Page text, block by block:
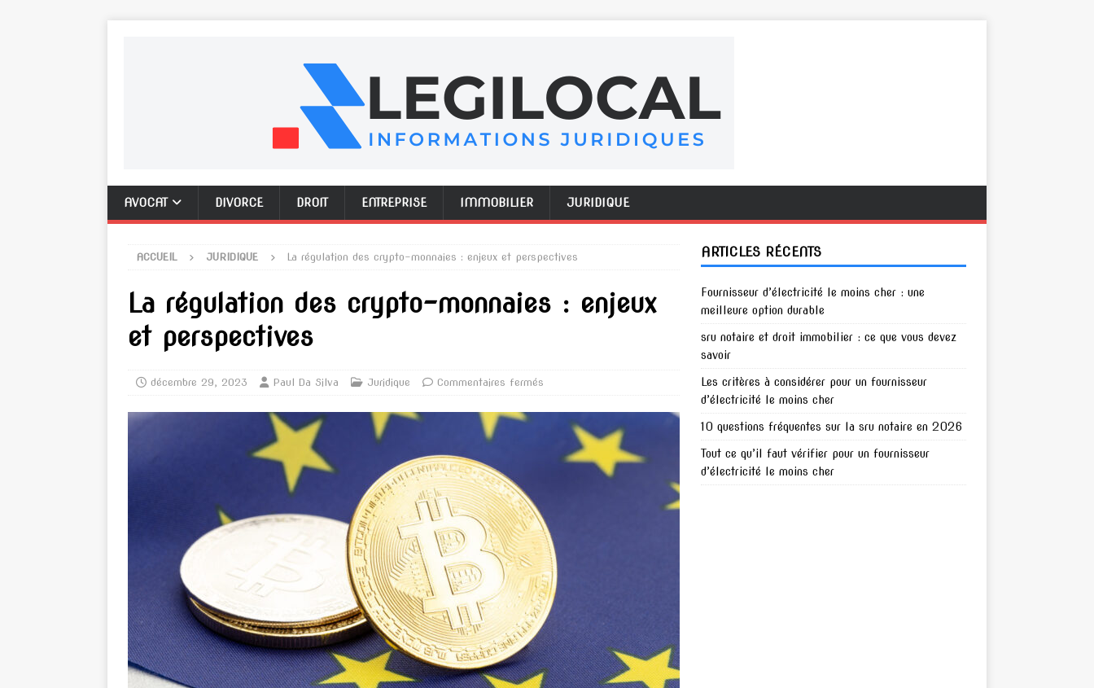
AVOCAT DIVORCE DROIT ENTREPRISE IMMOBILIER JURIDIQUE
ACCUEIL JURIDIQUE La régulation des crypto-monnaies : enjeux et perspectives
La régulation des crypto-monnaies : enjeux
et perspectives
décembre 29, 2023 Paul Da Silva Juridique Commentaires fermés
ARTICLES RÉCENTS
Fournisseur d’électricité le moins cher : une
meilleure option durable
sru notaire et droit immobilier : ce que vous devez
savoir
Les critères à considérer pour un fournisseur
d’électricité le moins cher
10 questions fréquentes sur la sru notaire en 2026
Tout ce qu’il faut vérifier pour un fournisseur
d’électricité le moins cher